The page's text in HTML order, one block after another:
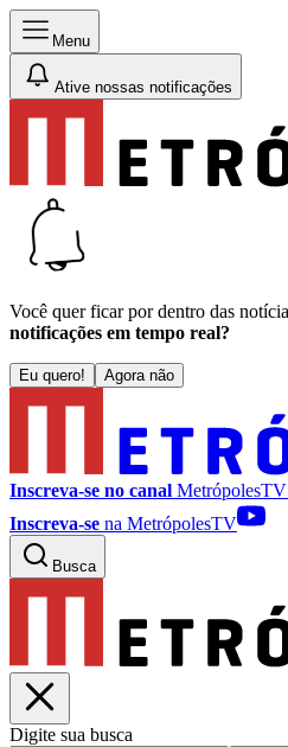
Menu
Ative nossas notificações
Você quer ficar por dentro das
notificações em tempo real?
Eu quero! Agora não
Inscreva-se no canal
Inscreva-se na MetrópolesTV
Busca
Digite sua busca